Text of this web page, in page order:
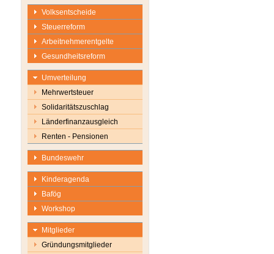
Volksentscheide
Steuerreform
Arbeitnehmerentgelte
Gesundheitsreform
Umverteilung
Mehrwertsteuer
Solidaritätszuschlag
Länderfinanzausgleich
Renten - Pensionen
Bundeswehr
Kinderagenda
Bafög
Workshop
Mitglieder
Gründungsmitglieder